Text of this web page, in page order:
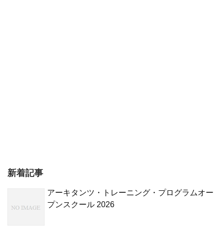
新着記事
アーキタンツ・トレーニング・プログラムオー
プンスクール 2026